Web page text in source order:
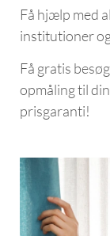
Få hjælp med
institutioner
Få gratis
opmåling til
prisgaranti!